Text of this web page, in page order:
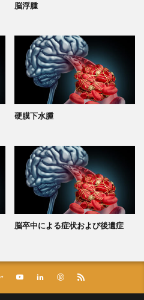
脳浮腫
硬膜下水腫
脳卒中による症状および後遺症